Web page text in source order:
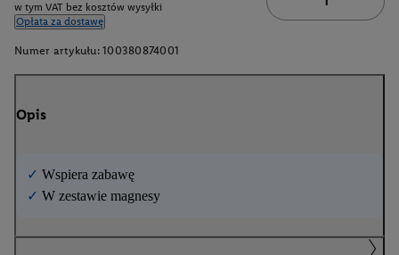
w tym VAT bez kosztów wysyłki
Opłata za dostawę
Numer artykułu: 100380874001
Opis
✓ Wspiera zabawę
✓ W zestawie magnesy